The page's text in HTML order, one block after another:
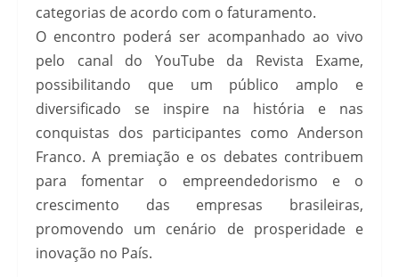
categorias de acordo com o faturamento.
O encontro poderá ser acompanhado ao vivo
pelo canal do YouTube da Revista Exame,
possibilitando que um público amplo e
diversificado se inspire na história e nas
conquistas dos participantes como Anderson
Franco. A premiação e os debates contribuem
para fomentar o empreendedorismo e o
crescimento das empresas brasileiras,
promovendo um cenário de prosperidade e
inovação no País.